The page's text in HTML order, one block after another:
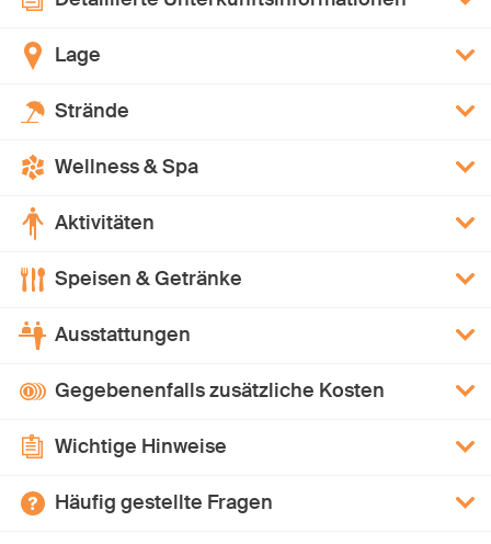
Lage
Strände
Wellness & Spa
Aktivitäten
Speisen & Getränke
Ausstattungen
Gegebenenfalls zusätzliche Kosten
Wichtige Hinweise
Häufig gestellte Fragen